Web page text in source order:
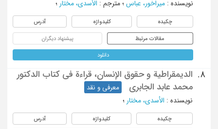
نویسنده : میراخور، عباس ؛ مترجم : الأسدی، مختار ؛
چکیده کلیدواژه آدرس
مقالات مرتبط پیشنهاد دیگران
دانلود
8.
الدیمقراطیة و حقوق الإنسان، قراءة فی کتاب الدکتور
محمد عابد الجابری
معرفی و نقد
نویسنده : الأسدی، مختار ؛
چکیده کلیدواژه آدرس